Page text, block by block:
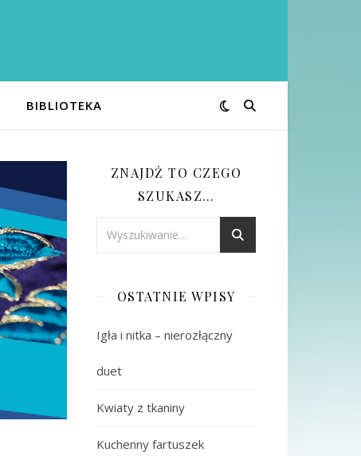
BIBLIOTEKA
ZNAJDŹ TO CZEGO
SZUKASZ…
OSTATNIE WPISY
Igła i nitka – nierozłączny
duet
Kwiaty z tkaniny
Kuchenny fartuszek